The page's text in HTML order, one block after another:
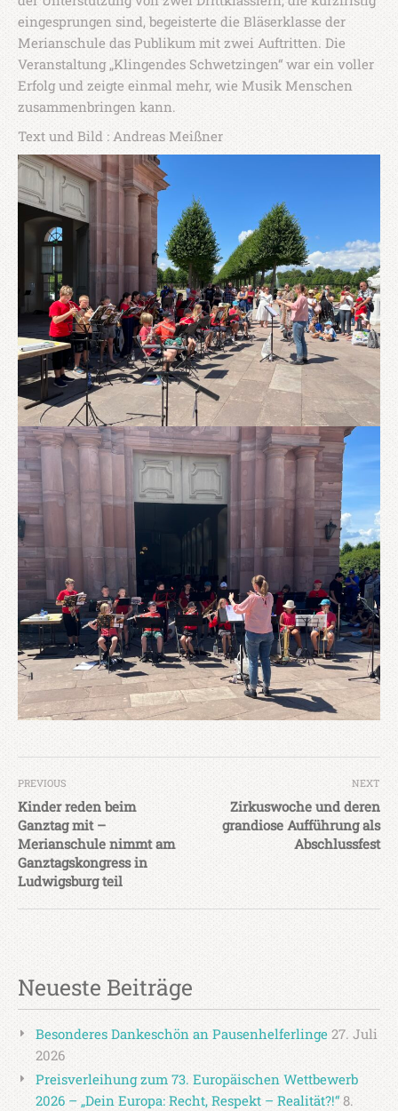
eingesprungen sind, begeisterte die Bläserklasse der
Merianschule das Publikum mit zwei Auftritten. Die
Veranstaltung „Klingendes Schwetzingen“ war ein voller
Erfolg und zeigte einmal mehr, wie Musik Menschen
zusammenbringen kann.
Text und Bild : Andreas Meißner
PREVIOUS
Kinder reden beim
Ganztag mit –
Merianschule nimmt am
Ganztagskongress in
Ludwigsburg teil
NEXT
Zirkuswoche und deren
grandiose Aufführung als
Abschlussfest
Neueste Beiträge
Besonderes Dankeschön an Pausenhelferlinge 27. Juli
2026
Preisverleihung zum 73. Europäischen Wettbewerb
2026 – „Dein Europa: Recht, Respekt – Realität?!“ 8.